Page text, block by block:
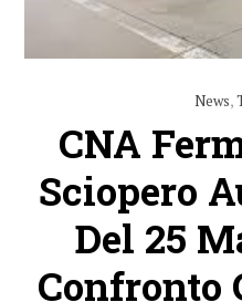
News,
CNA
Sciopero
Del 25
Confronto